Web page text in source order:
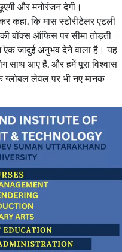
और मनोरंजन देगी।
कहा, कि मास स्टोरीटेलर एटली
बॉक्स ऑफिस पर सीमा तोड़ती
एक जादुई अनुभव देने वाला है। यह
साथ आए हैं, और हमें पूरा विश्वास
ग्लोबल लेवल पर भी नए मानक